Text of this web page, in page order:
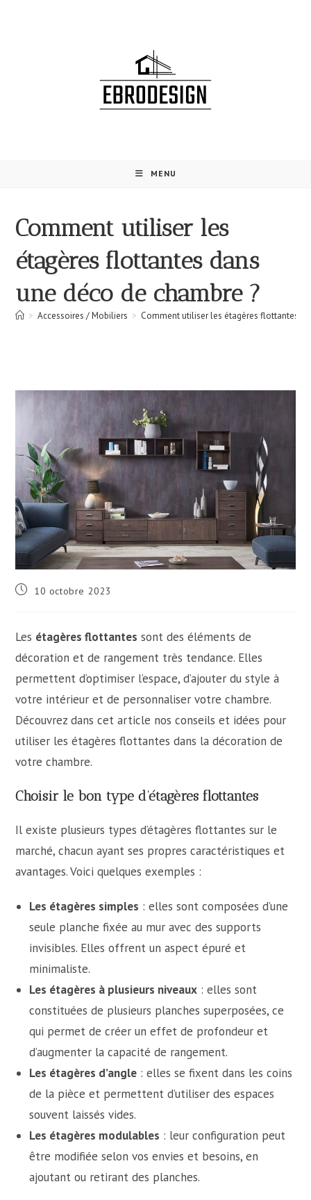
MENU
Comment utiliser les
étagères flottantes dans
une déco de chambre ?
> Accessoires / Mobiliers > Comment utiliser les étagères flottantes
Publication
10 octobre 2023
Les étagères flottantes sont des éléments de
décoration et de rangement très tendance. Elles
permettent d’optimiser l’espace, d’ajouter du style à
votre intérieur et de personnaliser votre chambre.
Découvrez dans cet article nos conseils et idées pour
utiliser les étagères flottantes dans la décoration de
votre chambre.
Choisir le bon type d’étagères flottantes
Il existe plusieurs types d’étagères flottantes sur le
marché, chacun ayant ses propres caractéristiques et
avantages. Voici quelques exemples :
Les étagères simples : elles sont composées d’une
seule planche fixée au mur avec des supports
invisibles. Elles offrent un aspect épuré et
minimaliste.
Les étagères à plusieurs niveaux : elles sont
constituées de plusieurs planches superposées, ce
qui permet de créer un effet de profondeur et
d’augmenter la capacité de rangement.
Les étagères d’angle : elles se fixent dans les coins
de la pièce et permettent d’utiliser des espaces
souvent laissés vides.
Les étagères modulables : leur configuration peut
être modifiée selon vos envies et besoins, en
ajoutant ou retirant des planches.